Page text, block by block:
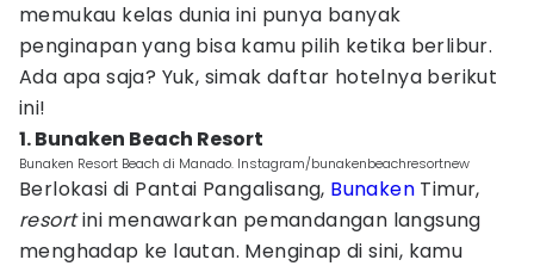
memukau kelas dunia ini punya banyak
penginapan yang bisa kamu pilih ketika berlibur.
Ada apa saja? Yuk, simak daftar hotelnya berikut
ini!
1. Bunaken Beach Resort
Bunaken Resort Beach di Manado. Instagram/bunakenbeachresortnew
Berlokasi di Pantai Pangalisang, Bunaken Timur,
resortini menawarkan pemandangan langsung
menghadap ke lautan. Menginap di sini, kamu